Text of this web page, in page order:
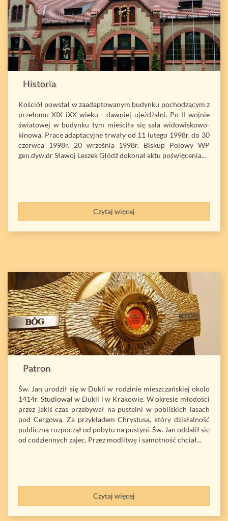
Historia
Kościół powstał w zaadaptowanym budynku pochodzącym z
przełomu XIX iXX wieku - dawniej ujeżdżalni. Po II wojnie
światowej w budynku tym mieściła się sala widowiskowo-
kinowa. Prace adaptacyjne trwały od 11 lutego 1998r. do 30
czerwca 1998r. 20 września 1998r. Biskup Polowy WP
gen.dyw.dr Sławoj Leszek Głódź dokonał aktu poświęcenia...
Czytaj więcej
Patron
Św. Jan urodził się w Dukli w rodzinie mieszczańskiej okolo
1414r. Studiował w Dukli i w Krakowie. W okresie młodości
przez jakiś czas przebywał na pustelni w pobliskich lasach
pod Cergową. Za przykładem Chrystusa, który działalność
publiczną rozpoczął od pobytu na pustyni. Św. Jan oddalił się
od codziennych zajec. Przez modlitwę i samotność chciał...
Czytaj więcej